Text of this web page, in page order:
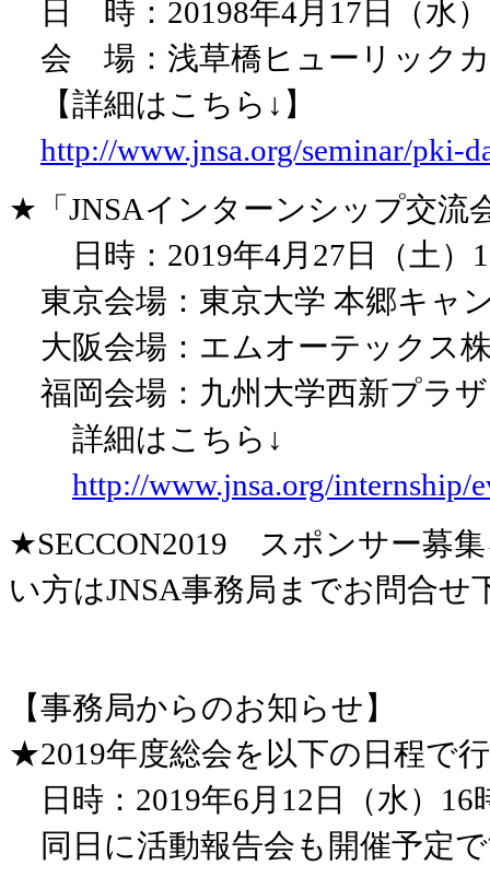
日 時：20198年4月17日（水）
会 場：浅草橋ヒューリックカ
【詳細はこちら↓】
http://www.jnsa.org/seminar/pki-
★「JNSAインターンシップ交流
日時：2019年4月27日（土）
東京会場：東京大学 本郷キャ
大阪会場：エムオーテックス
福岡会場：九州大学西新プラ
詳細はこちら↓
http://www.jnsa.org/internship/
★SECCON2019 スポンサー募
い方はJNSA事務局までお問合せ
【事務局からのお知らせ】
★2019年度総会を以下の日程で
日時：2019年6月12日（水）
同日に活動報告会も開催予定